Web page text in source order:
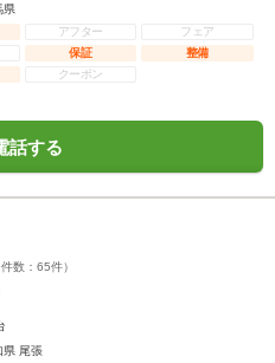
県
アフター
フェア
保証
整備
クーポン
話する
数： 65件）
県 尾張